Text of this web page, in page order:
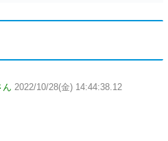
ん 2022/10/28(金) 14:44:38.12